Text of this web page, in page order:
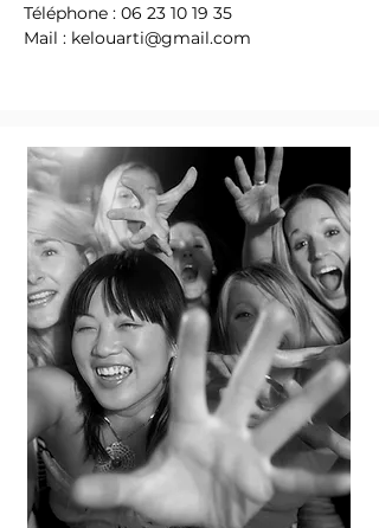
Téléphone : 06 23 10 19 35
Mail : kelouarti@gmail.com